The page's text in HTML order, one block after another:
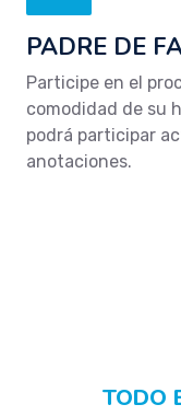
PADRE DE
Participe en el
comodidad de su
podrá participar
anotaciones.
TODO